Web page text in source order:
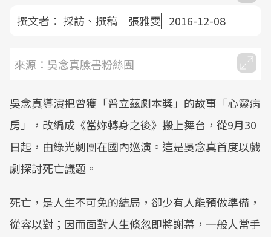
撰文者： 採訪、撰稿｜張雅雯 2016-12-08
來源：吳念真臉書粉絲團
吳念真導演把曾獲「普立茲劇本獎」的故事「心靈病
房」，改編成《當妳轉身之後》搬上舞台，從9月30
日起，由綠光劇團在國內巡演。這是吳念真首度以戲
劇探討死亡議題。
死亡，是人生不可免的結局，卻少有人能預做準備，
從容以對；因而面對人生倏忽即將謝幕，一般人常手